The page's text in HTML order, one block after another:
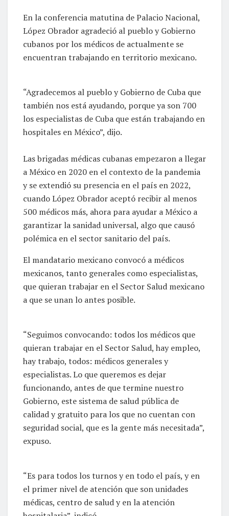
En la conferencia matutina de Palacio Nacional,
López Obrador agradeció al pueblo y Gobierno
cubanos por los médicos de actualmente se
encuentran trabajando en territorio mexicano.
“Agradecemos al pueblo y Gobierno de Cuba que
también nos está ayudando, porque ya son 700
los especialistas de Cuba que están trabajando en
hospitales en México”, dijo.
Las brigadas médicas cubanas empezaron a llegar
a México en 2020 en el contexto de la pandemia
y se extendió su presencia en el país en 2022,
cuando López Obrador aceptó recibir al menos
500 médicos más, ahora para ayudar a México a
garantizar la sanidad universal, algo que causó
polémica en el sector sanitario del país.
El mandatario mexicano convocó a médicos
mexicanos, tanto generales como especialistas,
que quieran trabajar en el Sector Salud mexicano
a que se unan lo antes posible.
“Seguimos convocando: todos los médicos que
quieran trabajar en el Sector Salud, hay empleo,
hay trabajo, todos: médicos generales y
especialistas. Lo que queremos es dejar
funcionando, antes de que termine nuestro
Gobierno, este sistema de salud pública de
calidad y gratuito para los que no cuentan con
seguridad social, que es la gente más necesitada”,
expuso.
“Es para todos los turnos y en todo el país, y en
el primer nivel de atención que son unidades
médicas, centro de salud y en la atención